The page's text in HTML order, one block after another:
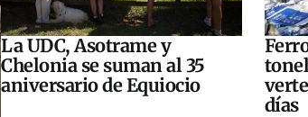
La UDC, Asotrame y
Chelonia se suman al 35
aniversario de Equiocio
días